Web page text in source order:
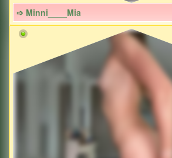
➩ Minni____Mia